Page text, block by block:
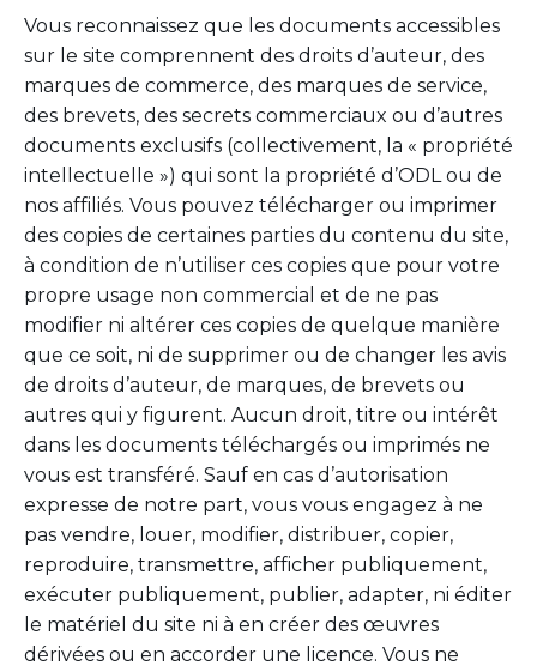
Vous reconnaissez que les documents accessibles
sur le site comprennent des droits d’auteur, des
marques de commerce, des marques de service,
des brevets, des secrets commerciaux ou d’autres
documents exclusifs (collectivement, la « propriété
intellectuelle ») qui sont la propriété d’ODL ou de
nos affiliés. Vous pouvez télécharger ou imprimer
des copies de certaines parties du contenu du site,
à condition de n’utiliser ces copies que pour votre
propre usage non commercial et de ne pas
modifier ni altérer ces copies de quelque manière
que ce soit, ni de supprimer ou de changer les avis
de droits d’auteur, de marques, de brevets ou
autres qui y figurent. Aucun droit, titre ou intérêt
dans les documents téléchargés ou imprimés ne
vous est transféré. Sauf en cas d’autorisation
expresse de notre part, vous vous engagez à ne
pas vendre, louer, modifier, distribuer, copier,
reproduire, transmettre, afficher publiquement,
exécuter publiquement, publier, adapter, ni éditer
le matériel du site ni à en créer des œuvres
dérivées ou en accorder une licence. Vous ne